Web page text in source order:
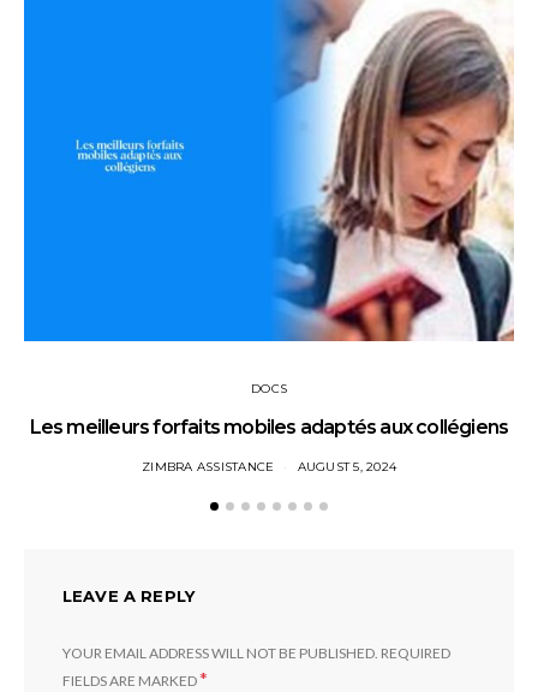
DOCS
Les meilleurs forfaits mobiles adaptés aux collégiens
ZIMBRA ASSISTANCE AUGUST 5, 2024
LEAVE A REPLY
YOUR EMAIL ADDRESS WILL NOT BE PUBLISHED. REQUIRED
FIELDS ARE MARKED*